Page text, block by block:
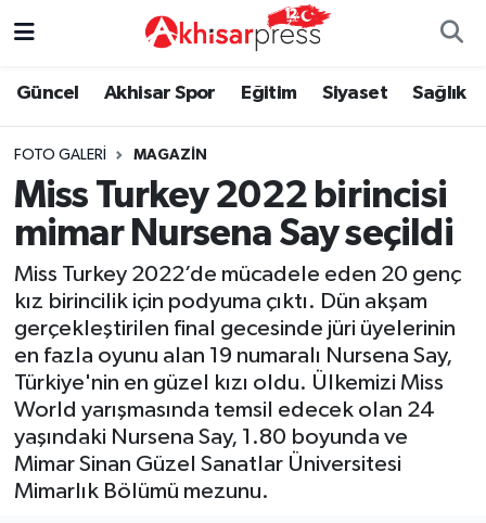
Güncel Akhisar Spor Eğitim Siyaset Sağlık
FOTO GALERI MAGAZIN
Miss Turkey 2022 birincisi
mimar Nursena Say seçildi
Miss Turkey 2022’de mücadele eden 20 genç
kız birincilik için podyuma çıktı. Dün akşam
gerçekleştirilen final gecesinde jüri üyelerinin
en fazla oyunu alan 19 numaralı Nursena Say,
Türkiye'nin en güzel kızı oldu. Ülkemizi Miss
World yarışmasında temsil edecek olan 24
yaşındaki Nursena Say, 1.80 boyunda ve
Mimar Sinan Güzel Sanatlar Üniversitesi
Mimarlık Bölümü mezunu.
Güncel
Eğitim
Siyaset
Sağlık
Ekonomi
Tarım-Gıda
Kültür-Sanat
Magazin
Duyurular
Tarım-Gıda
Sektörel
Röportaj
Dünya
Yaşam
Güncel
Siyaset
Akhisar Spor
Sağlık
Ekonomi
Magazin
Kültür-Sanat
Manisa Nöbetçi Eczaneler
Manisa Namaz Vakitleri
Manisa Trafik Yoğunluk Haritası
Süper Lig Puan Durumu ve Fikstür
Tüm Manşetler
Son Dakika Haberleri
Haber Arşivi